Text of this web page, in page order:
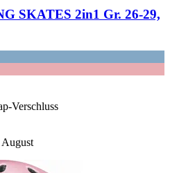
SKATES 2in1 Gr. 26-​29,
Verschluss